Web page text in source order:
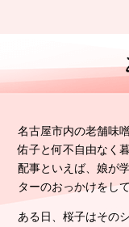
名古屋市内の老舗味
佑子と何不自由なく
配事といえば、娘が
ターのおっかけをし
ある日、桜子はその